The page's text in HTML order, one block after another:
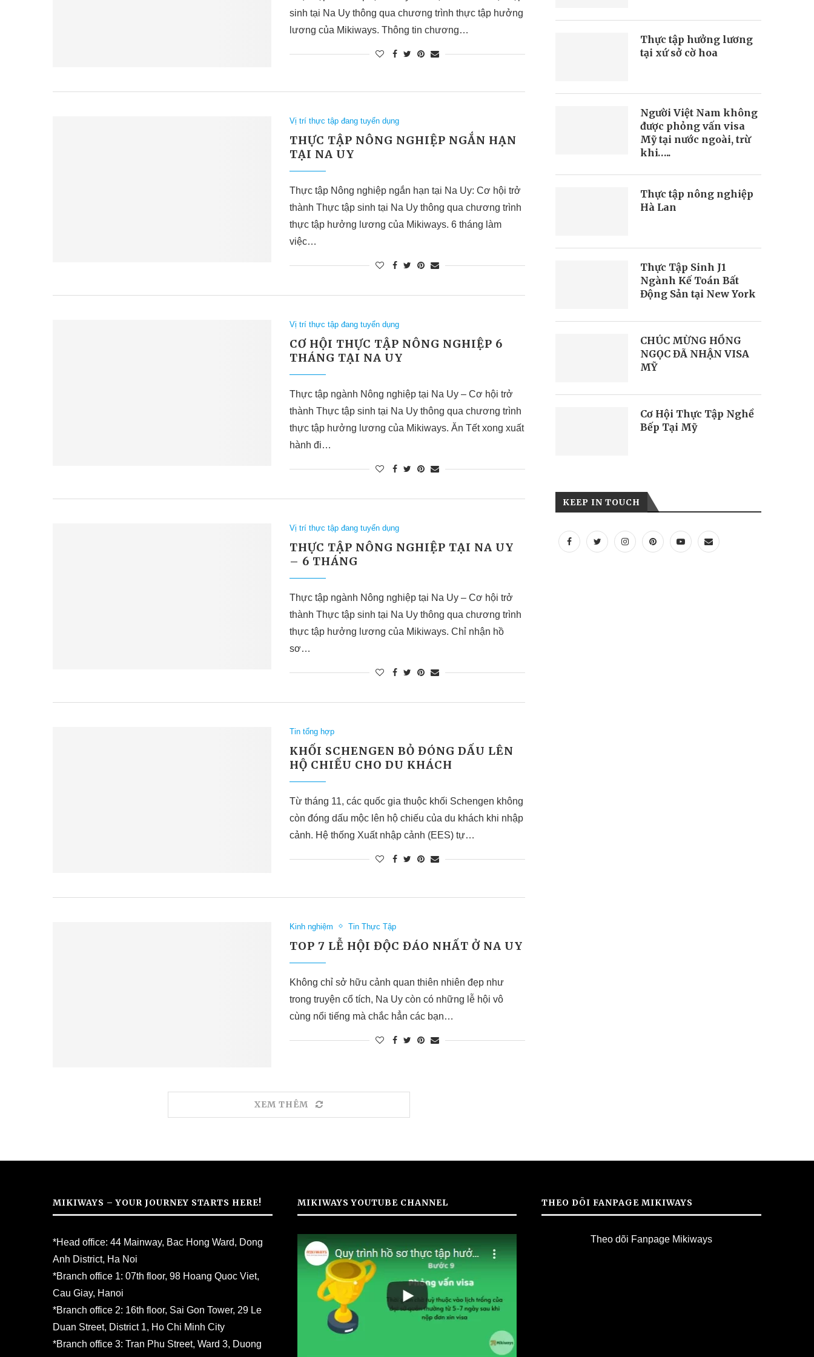
sinh tại Na Uy thông qua chương trình thực tập hưởng
lương của Mikiways. Thông tin chương…
Vị trí thực tập đang tuyển dụng
THỰC TẬP NÔNG NGHIỆP NGẮN HẠN
TẠI NA UY
Thực tập Nông nghiệp ngắn hạn tại Na Uy: Cơ hội trở
thành Thực tập sinh tại Na Uy thông qua chương trình
thực tập hưởng lương của Mikiways. 6 tháng làm
việc…
Vị trí thực tập đang tuyển dụng
CƠ HỘI THỰC TẬP NÔNG NGHIỆP 6
THÁNG TẠI NA UY
Thực tập ngành Nông nghiệp tại Na Uy – Cơ hội trở
thành Thực tập sinh tại Na Uy thông qua chương trình
thực tập hưởng lương của Mikiways. Ăn Tết xong xuất
hành đi…
Vị trí thực tập đang tuyển dụng
THỰC TẬP NÔNG NGHIỆP TẠI NA UY
– 6 THÁNG
Thực tập ngành Nông nghiệp tại Na Uy – Cơ hội trở
thành Thực tập sinh tại Na Uy thông qua chương trình
thực tập hưởng lương của Mikiways. Chỉ nhận hồ
sơ…
Tin tổng hợp
KHỐI SCHENGEN BỎ ĐÓNG DẤU LÊN
HỘ CHIẾU CHO DU KHÁCH
Từ tháng 11, các quốc gia thuộc khối Schengen không
còn đóng dấu mộc lên hộ chiếu của du khách khi nhập
cảnh. Hệ thống Xuất nhập cảnh (EES) tự…
Kinh nghiệm Tin Thực Tập
TOP 7 LỄ HỘI ĐỘC ĐÁO NHẤT Ở NA UY
Không chỉ sở hữu cảnh quan thiên nhiên đẹp như
trong truyện cổ tích, Na Uy còn có những lễ hội vô
cùng nổi tiếng mà chắc hẳn các bạn…
XEM THÊM
Thực tập hưởng lương
tại xứ sở cờ hoa
Người Việt Nam không
được phỏng vấn visa
Mỹ tại nước ngoài, trừ
khi…..
Thực tập nông nghiệp
Hà Lan
Thực Tập Sinh J1
Ngành Kế Toán Bất
Động Sản tại New York
CHÚC MỪNG HỒNG
NGỌC ĐÃ NHẬN VISA
MỸ
Cơ Hội Thực Tập Nghề
Bếp Tại Mỹ
KEEP IN TOUCH
MIKIWAYS – YOUR JOURNEY STARTS HERE!
*Head office: 44 Mainway, Bac Hong Ward, Dong
Anh District, Ha Noi
*Branch office 1: 07th floor, 98 Hoang Quoc Viet,
Cau Giay, Hanoi
*Branch office 2: 16th floor, Sai Gon Tower, 29 Le
Duan Street, District 1, Ho Chi Minh City
*Branch office 3: Tran Phu Street, Ward 3, Duong
MIKIWAYS YOUTUBE CHANNEL THEO DÕI FANPAGE MIKIWAYS
Theo dõi Fanpage Mikiways